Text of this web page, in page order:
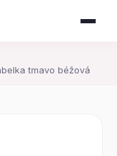
tmavo béžová